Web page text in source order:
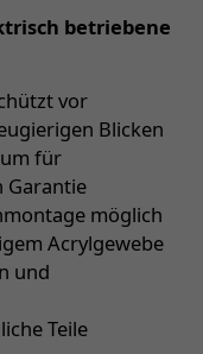
betriebene
vor
Blicken
für
Garantie
möglich
Acrylgewebe
und
Teile